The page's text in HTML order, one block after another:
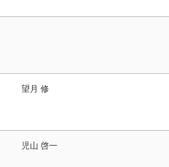
望月 修
児山 啓一